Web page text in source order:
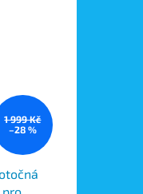
1 999 Kč
–28 %